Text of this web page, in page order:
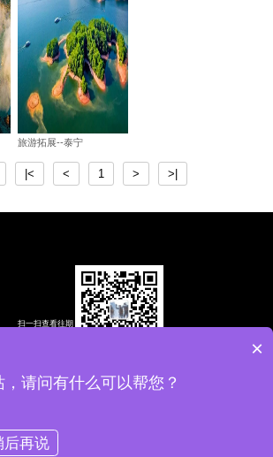
旅游拓展--泰宁
|< < 1 > >|
扫一扫查看往期
10—102号
网站建设
×
请问有什么可以帮您？
后再说